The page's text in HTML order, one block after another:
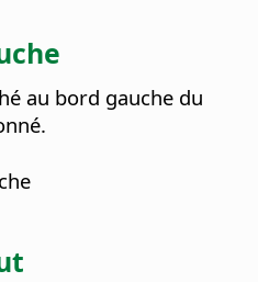
au bord gauche du